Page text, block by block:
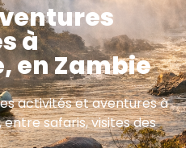
à
en Zambie
activités et aventures à
entre safaris, visites des